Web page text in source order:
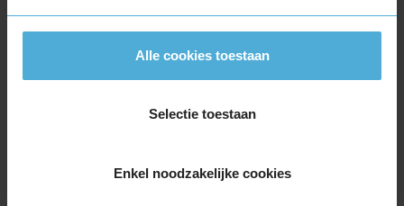
Alle cookies toestaan
Selectie toestaan
Enkel noodzakelijke cookies
In de categorie grip op nat wegdek is deze band
weersomstandigheden.
met B-notering, wat betekent dat deze band